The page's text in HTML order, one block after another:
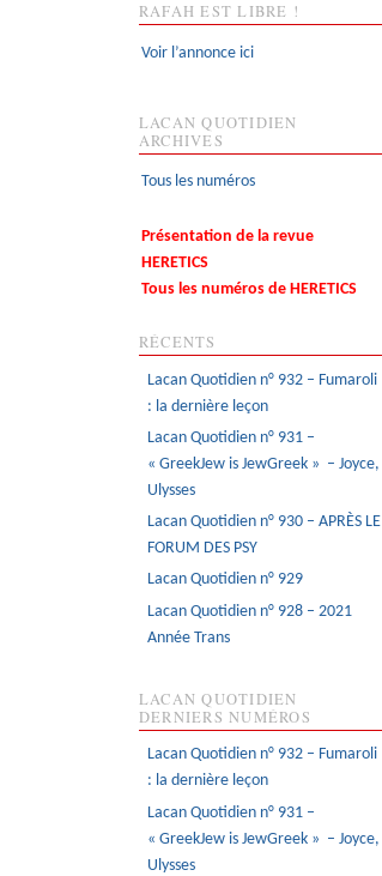
RAFAH EST LIBRE !
Voir l’annonce ici
LACAN QUOTIDIEN
ARCHIVES
Tous les numéros
Présentation de la revue
HERETICS
Tous les numéros de HERETICS
RÉCENTS
Lacan Quotidien n° 932 – Fumaroli
: la dernière leçon
Lacan Quotidien n° 931 –
« GreekJew is JewGreek » – Joyce,
Ulysses
Lacan Quotidien n° 930 – APRÈS LE
FORUM DES PSY
Lacan Quotidien n° 929
Lacan Quotidien n° 928 – 2021
Année Trans
LACAN QUOTIDIEN
DERNIERS NUMÉROS
Lacan Quotidien n° 932 – Fumaroli
: la dernière leçon
Lacan Quotidien n° 931 –
« GreekJew is JewGreek » – Joyce,
Ulysses